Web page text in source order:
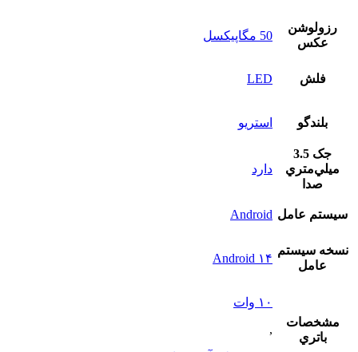
رزولوشن
عکس
50 مگاپیکسل
فلش LED
بلندگو استريو
جک 3.5
ميلي‌متري
صدا
دارد
سيستم عامل Android
نسخه سيستم
عامل
Android ۱۴
مشخصات
باتري
۱۰ وات
,